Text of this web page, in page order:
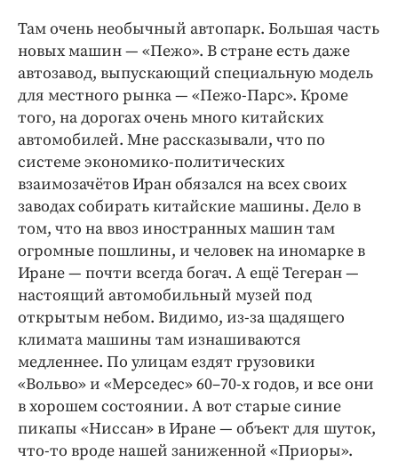
Там очень необычный автопарк. Большая часть
новых машин — «Пежо». В стране есть даже
автозавод, выпускающий специальную модель
для местного рынка — «Пежо-­Парс». Кроме
того, на дорогах очень много китайских
автомобилей. Мне рассказывали, что по
системе экономико-­политических
взаимозачётов Иран обязался на всех своих
заводах собирать китайские машины. Дело в
том, что на ввоз иностранных машин там
огромные пошлины, и человек на иномарке в
Иране — почти всегда богач. А ещё Тегеран —
настоящий автомобильный музей под
открытым небом. Видимо, из-­за щадящего
климата машины там изнашиваются
медленнее. По улицам ездят грузовики
«Вольво» и «Мерседес» 60–70-х годов, и все они
в хорошем состоянии. А вот старые синие
пикапы «Ниссан» в Иране — объект для шуток,
что-­то вроде нашей заниженной «Приоры».